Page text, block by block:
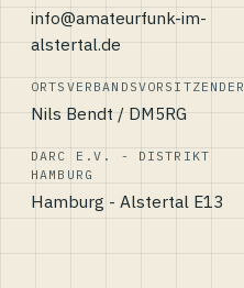
info@amateurfunk-im-
alstertal.de
ORTSVERBANDSVORSITZENDER
Nils Bendt / DM5RG
DARC E.V. - DISTRIKT
HAMBURG
Hamburg - Alstertal E13